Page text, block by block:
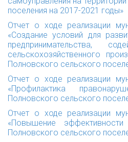
поселения на 2017-2021 годы»
Отчет о ходе реализации
«Создание условий для
предпринимательства,
сельскохозяйственного
Полновского сельского
Отчет о ходе реализации
«Профилактика
Полновского сельского
Отчет о ходе реализации
«Повышение
Полновского сельского